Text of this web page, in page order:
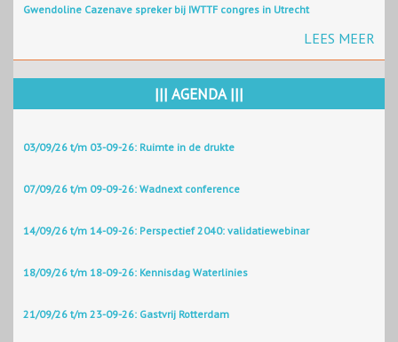
Gwendoline Cazenave spreker bij IWTTF congres in Utrecht
LEES MEER
||| AGENDA |||
03/09/26 t/m 03-09-26: Ruimte in de drukte
07/09/26 t/m 09-09-26: Wadnext conference
14/09/26 t/m 14-09-26: Perspectief 2040: validatiewebinar
18/09/26 t/m 18-09-26: Kennisdag Waterlinies
21/09/26 t/m 23-09-26: Gastvrij Rotterdam